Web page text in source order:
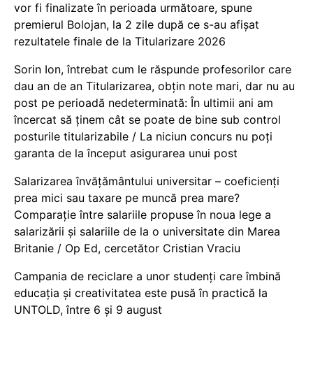
vor fi finalizate în perioada următoare, spune
premierul Bolojan, la 2 zile după ce s-au afișat
rezultatele finale de la Titularizare 2026
Sorin Ion, întrebat cum le răspunde profesorilor care
dau an de an Titularizarea, obțin note mari, dar nu au
post pe perioadă nedeterminată: În ultimii ani am
încercat să ținem cât se poate de bine sub control
posturile titularizabile / La niciun concurs nu poți
garanta de la început asigurarea unui post
Salarizarea învățământului universitar – coeficienți
prea mici sau taxare pe muncă prea mare?
Comparație între salariile propuse în noua lege a
salarizării și salariile de la o universitate din Marea
Britanie / Op Ed, cercetător Cristian Vraciu
Campania de reciclare a unor studenți care îmbină
educația și creativitatea este pusă în practică la
UNTOLD, între 6 și 9 august